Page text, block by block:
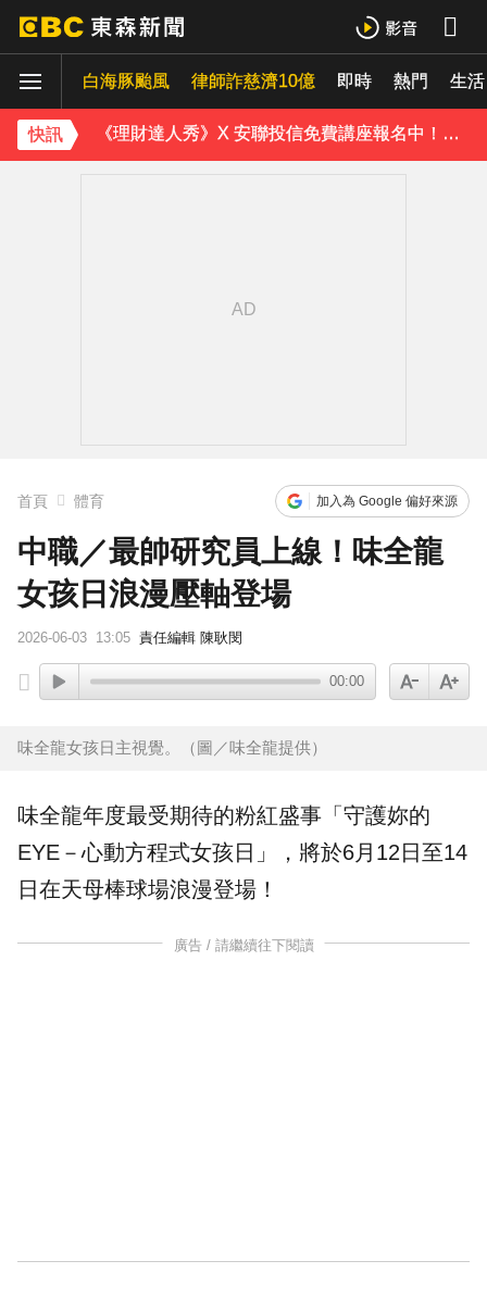
白海豚颱風 律師詐慈濟10億 即時 熱門 生活
快訊
下載東森App，隨時掌握天下大小事！
《理財達人秀》X 安聯投信免費講座報名中！搶先卡位 2027
首頁 體育 加入為 Google 偏好來源
中職／最帥研究員上線！味全龍
女孩日浪漫壓軸登場
2026-06-03 13:05 責任編輯 陳耿閔
00:00
味全龍女孩日主視覺。（圖／味全龍提供）
味全龍年度最受期待的粉紅盛事「守護妳的
EYE－心動方程式女孩日 」，將於6月12日至14
日在天母棒球場浪漫登場！
廣告 / 請繼續往下閱讀